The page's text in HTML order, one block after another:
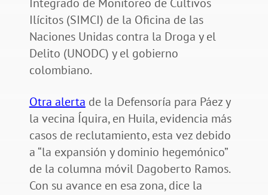
Ilícitos (SIMCI) de la Oficina de las
Naciones Unidas contra la Droga y el
Delito (UNODC) y el gobierno
colombiano.
Otra alerta de la Defensoría para Páez y
la vecina Íquira, en Huila, evidencia más
casos de reclutamiento, esta vez debido
a “la expansión y dominio hegemónico”
de la columna móvil Dagoberto Ramos.
Con su avance en esa zona, dice la